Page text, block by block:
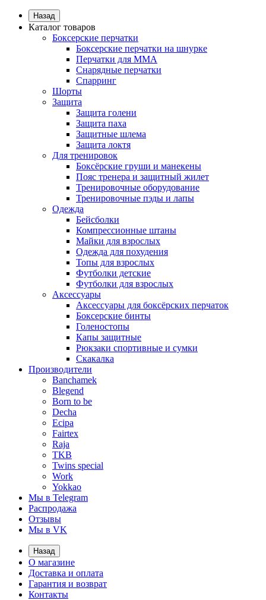
Назад
Каталог товаров
Боксерские перчатки
Боксерские перчатки на шнурке
Перчатки для ММА
Снарядные перчатки
Спарринг
Шорты
Защита
Защита голени
Защита паха
Защитные шлема
Защита локтя
Для тренировок
Боксёрские груши и манекены
Пояс тренера и защитный жилет
Тренировочные оборудование
Тренировочные пэды и лапы
Одежда
Бейсболки
Компрессионные штаны
Майки для взрослых
Одежда для похудения
Топы для взрослых
Футболки детские
Футболки для взрослых
Аксессуары
Аксессуары для боксёрских перчаток
Боксерские бинты
Голеностопы
Капы защитные
Рюкзаки спортивные и сумки
Скакалка
Производители
Banchamek
Blegend
Born to be
Decha
Ecipa
Fairtex
Raja
TKB
Twins special
Work
Yokkao
Мы в Telegram
Распродажа
Отзывы
Мы в VK
Назад
О магазине
Доставка и оплата
Гарантия и возврат
Контакты